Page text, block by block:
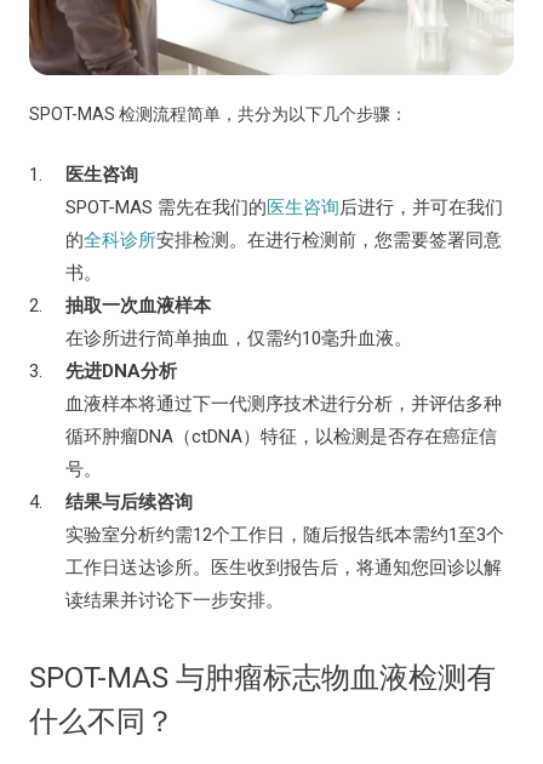
SPOT-MAS 检测流程简单，共分为以下几个步骤：
医生咨询
SPOT-MAS 需先在我们的医生咨询后进行，并可在我们
的全科诊所安排检测。在进行检测前，您需要签署同意
书。
抽取一次血液样本
在诊所进行简单抽血，仅需约10毫升血液。
先进DNA分析
血液样本将通过下一代测序技术进行分析，并评估多种
循环肿瘤DNA（ctDNA）特征，以检测是否存在癌症信
号。
结果与后续咨询
实验室分析约需12个工作日，随后报告纸本需约1至3个
工作日送达诊所。医生收到报告后，将通知您回诊以解
读结果并讨论下一步安排。
SPOT-MAS 与肿瘤标志物血液检测有
什么不同？